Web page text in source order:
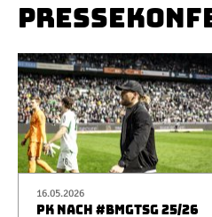
16.05.2026
PK NACH #BMGTSG 25/26